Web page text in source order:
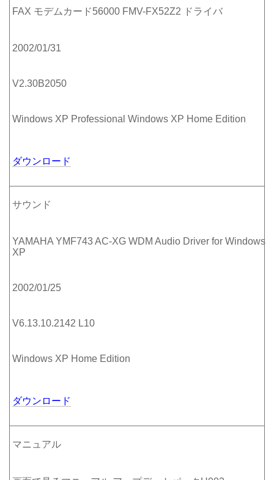
FAX モデムカード56000 FMV-FX52Z2 ドライバ
2002/01/31
V2.30B2050
Windows XP Professional Windows XP Home Edition
ダウンロード
サウンド
YAMAHA YMF743 AC-XG WDM Audio Driver for Windows
XP
2002/01/25
V6.13.10.2142 L10
Windows XP Home Edition
ダウンロード
マニュアル